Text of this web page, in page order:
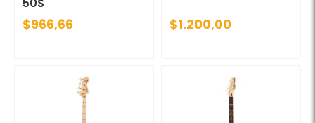
50S
$966,66 $1.200,00